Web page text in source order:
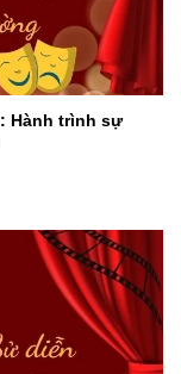
Hành trình sự